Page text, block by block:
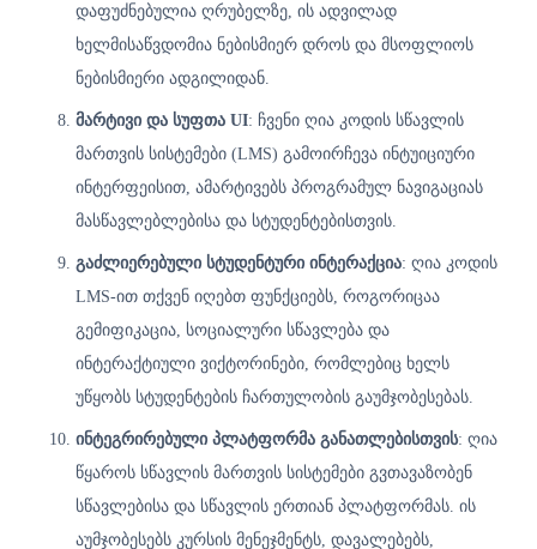
დაფუძნებულია ღრუბელზე, ის ადვილად
ხელმისაწვდომია ნებისმიერ დროს და მსოფლიოს
ნებისმიერი ადგილიდან.
მარტივი და სუფთა UI: ჩვენი ღია კოდის სწავლის
მართვის სისტემები (LMS) გამოირჩევა ინტუიციური
ინტერფეისით, ამარტივებს პროგრამულ ნავიგაციას
მასწავლებლებისა და სტუდენტებისთვის.
გაძლიერებული სტუდენტური ინტერაქცია: ღია კოდის
LMS-ით თქვენ იღებთ ფუნქციებს, როგორიცაა
გემიფიკაცია, სოციალური სწავლება და
ინტერაქტიული ვიქტორინები, რომლებიც ხელს
უწყობს სტუდენტების ჩართულობის გაუმჯობესებას.
ინტეგრირებული პლატფორმა განათლებისთვის: ღია
წყაროს სწავლის მართვის სისტემები გვთავაზობენ
სწავლებისა და სწავლის ერთიან პლატფორმას. ის
აუმჯობესებს კურსის მენეჯმენტს, დავალებებს,